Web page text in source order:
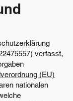
verfasst,
(EU)
nationalen